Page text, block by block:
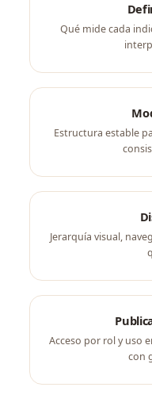
Qué mide cada
Estructura estable
Jerarquía visual,
Acceso por rol y uso
con